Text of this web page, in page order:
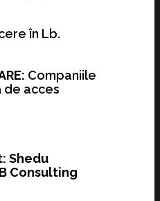
în Lb.
Companiile
de acces
Shedu
Consulting